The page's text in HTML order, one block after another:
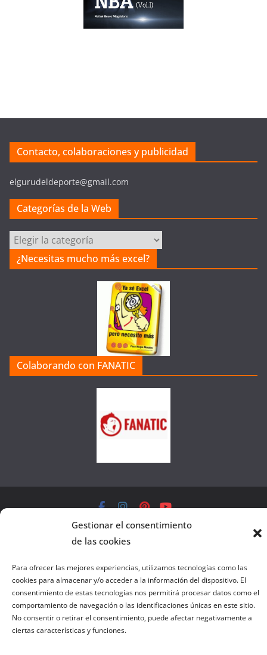
Contacto, colaboraciones y publicidad
elgurudeldeporte@gmail.com
Categorías de la Web
a
t
a
¿Necesitas mucho más excel?
Colaborando con FANATIC
Copyright © 2026el gurú del basket
. Todos los derechos
reservados.
Gestionar el consentimiento
de las cookies
Para ofrecer las mejores experiencias, utilizamos tecnologías como las
cookies para almacenar y/o acceder a la información del dispositivo. El
consentimiento de estas tecnologías nos permitirá procesar datos como el
comportamiento de navegación o las identificaciones únicas en este sitio.
No consentir o retirar el consentimiento, puede afectar negativamente a
ciertas características y funciones.
Salir de la versión móvil